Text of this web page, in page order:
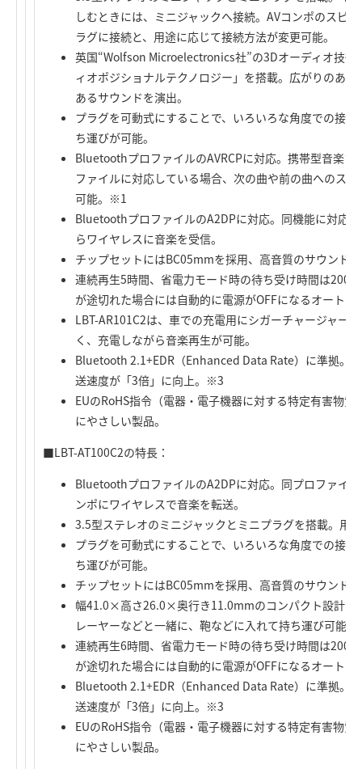
しむときには、ミニジャックへ接続。AVコンポのスピ
ラグに接続と、用途に応じて接続方法が変更可能。
英国“Wolfson Microelectronics社”の3Dオーディオ技
ィオポジショナルテクノロジー」を搭載。広がりのあ
あるサウンドを演出。
プラグを可動式にすることで、いろいろな角度での接
ち運びが可能。
BluetoothプロファイルのAVRCPに対応。携帯型音楽
ファイルに対応している場合、次の曲や前の曲へのス
可能。※1
BluetoothプロファイルのA2DPに対応。同機能に対応
らワイヤレスに音楽を受信。
チップセットにはBC05mmを採用、高音質のサウンド
連続再生5時間、省電力モード時の待ち受け時間は200
が途切れた場合には自動的に電源がOFFになるオート
LBT-AR101C2は、車での充電用にシガーチャージャー
く、充電しながら音楽再生が可能。
Bluetooth 2.1+EDR（Enhanced Data Rate）に準拠。
送速度が「3倍」に向上。※3
EUのRoHS指令（電器・電子機器に対する特定有害物
にやさしい製品。
■LBT-AT100C2の特長：
BluetoothプロファイルのA2DPに対応。同プロファイ
ンポにワイヤレスで音楽を転送。
3.5型ステレオのミニジャックとミニプラグを搭載。用
プラグを可動式にすることで、いろいろな角度での接
ち運びが可能。
チップセットにはBC05mmを採用、高音質のサウンド
幅41.0×高さ26.0×奥行き11.0mmのコンパクト設計に
レーヤーなどと一緒に、鞄などに入れて持ち運び可能。
連続再生6時間、省電力モード時の待ち受け時間は200
が途切れた場合には自動的に電源がOFFになるオート
Bluetooth 2.1+EDR（Enhanced Data Rate）に準拠。
送速度が「3倍」に向上。※3
EUのRoHS指令（電器・電子機器に対する特定有害物
にやさしい製品。